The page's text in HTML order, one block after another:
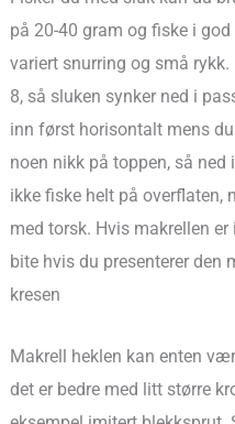
på 20-40 gram og fiske i
variert snurring og små
8, så sluken synker ned i
inn først horisontalt mens
noen nikk på toppen, så
ikke fiske helt på overflaten,
med torsk. Hvis makrellen
bite hvis du presenterer den
kresen
Makrell heklen kan enten
det er bedre med litt større